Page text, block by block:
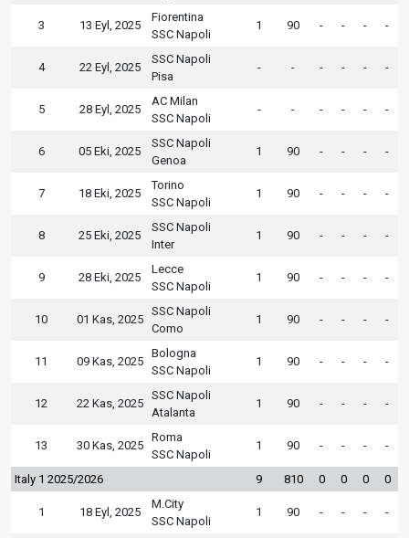
3 13 Eyl, 2025
Fiorentina
SSC Napoli
1 90 - - - -
4 22 Eyl, 2025
SSC Napoli
Pisa
- - - - - -
5 28 Eyl, 2025
AC Milan
SSC Napoli
- - - - - -
6 05 Eki, 2025
SSC Napoli
Genoa
1 90 - - - -
7 18 Eki, 2025
Torino
SSC Napoli
1 90 - - - -
8 25 Eki, 2025
SSC Napoli
Inter
1 90 - - - -
9 28 Eki, 2025
Lecce
SSC Napoli
1 90 - - - -
10 01 Kas, 2025
SSC Napoli
Como
1 90 - - - -
11 09 Kas, 2025
Bologna
SSC Napoli
1 90 - - - -
12 22 Kas, 2025
SSC Napoli
Atalanta
1 90 - - - -
13 30 Kas, 2025
Roma
SSC Napoli
1 90 - - - -
Italy 1 2025/2026 9 810 0 0 0 0
1 18 Eyl, 2025
M.City
SSC Napoli
1 90 - - - -